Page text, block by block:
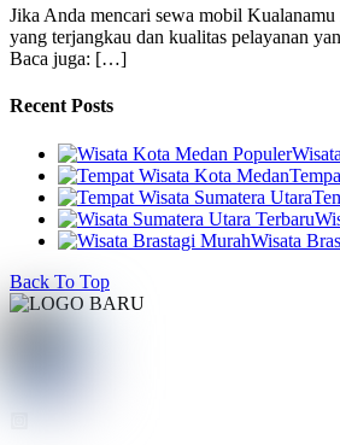
Jika Anda mencari sewa mobil
yang terjangkau dan kualitas pelayanan
Baca juga: […]
Recent Posts
Wisata
Back To Top